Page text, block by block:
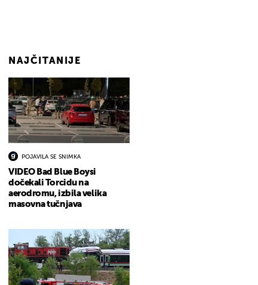
NAJČITANIJE
POJAVILA SE SNIMKA
VIDEO Bad Blue Boysi
dočekali Torcidu na
aerodromu, izbila velika
masovna tučnjava